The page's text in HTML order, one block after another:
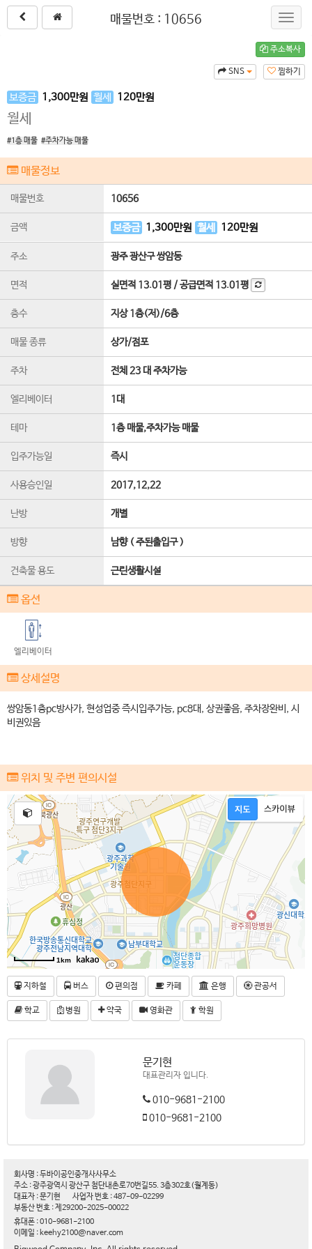
매물번호 : 10656
주소복사
찜하기
SNS
보증금 1,300만원 월세 120만원
월세
#1층 매물 #주차가능 매물
매물정보
매물번호 10656
금액 보증금 1,300만원 월세 120만원
주소 광주 광산구 쌍암동
면적 실면적 13.01평 /공급면적 13.01평
층수 지상 1층(저)/6층
매물 종류 상가/점포
주차 전체 23 대 주차가능
엘리베이터 1 대
테마 1층 매물,주차가능 매물
입주가능일 즉시
사용승인일 2017,12,22
난방 개별
방향 남향 ( 주된출입구 )
건축물 용도 근린생활시설
옵션
엘리베이터
상세설명
쌍암동1층pc방사가, 현성업중 즉시입주가능, pc8대, 상권좋음, 주차장완비, 시
비권있음
위치 및 주변 편의시설
1km
지하철 버스 편의점 카페 은행 관공서
학교 병원 약국 영화관 학원
문기현
대표관리자 입니다.
010-9681-2100
010-9681-2100
회사명 : 두바이공인중개사사무소
주소 : 광주광역시 광산구 첨단내촌로70번길55. 3층302호(월계동)
대표자 : 문기현
사업자 번호 : 487-09-02299
부동산 번호 : 제29200-2025-00022
휴대폰 : 010-9681-2100
이메일 : keehy2100@naver.com